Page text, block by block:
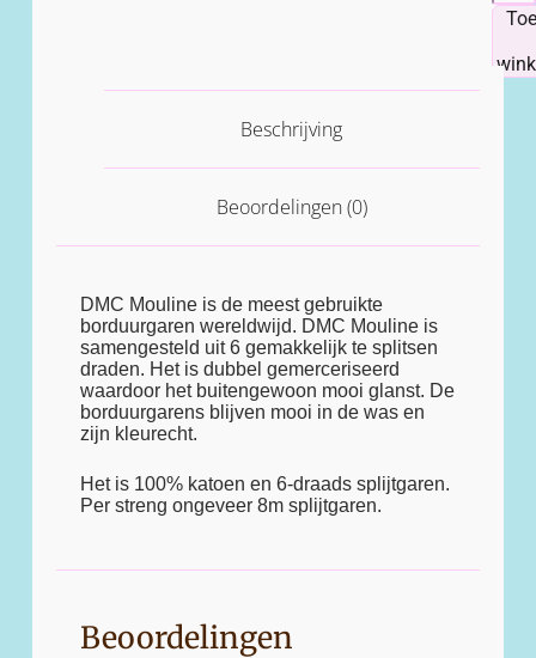
Beschrijving
Beoordelingen (0)
DMC Mouline is de meest gebruikte
borduurgaren wereldwijd. DMC Mouline is
samengesteld uit 6 gemakkelijk te splitsen
draden. Het is dubbel gemerceriseerd
waardoor het buitengewoon mooi glanst. De
borduurgarens blijven mooi in de was en
zijn kleurecht.
Het is 100% katoen en 6-draads splijtgaren.
Per streng ongeveer 8m splijtgaren.
Beoordelingen